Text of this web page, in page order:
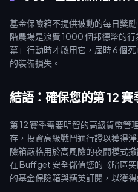
基金保險箱不提供被動的每日獎
階農場是浪費 1000 個邦德幣的
幕」行動時才啟用它，屆時 6 個
的裝備損失。
結語：確保您的第 12 賽
第 12 賽季需要明智的高級貨幣管
存，投資高級戰鬥通行證以獲得
險箱嚴格用於高風險的夜間模式
在 Buffget 安全儲值您的《暗區
的基金保險箱與精英訂閱，以獲得